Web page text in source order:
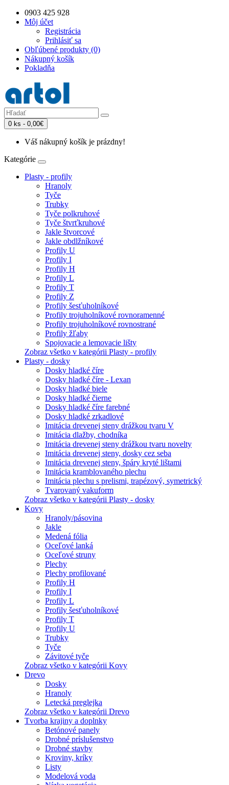
0903 425 928
Môj účet
Registrácia
Prihlásiť sa
Obľúbené produkty (0)
Nákupný košík
Pokladňa
0 ks - 0,00€
Váš nákupný košík je prázdny!
Kategórie
Plasty - profily
Hranoly
Tyče
Trubky
Tyče polkruhové
Tyče štvrťkruhové
Jakle štvorcové
Jakle obdlžníkové
Profily U
Profily I
Profily H
Profily L
Profily T
Profily Z
Profily šesťuholníkové
Profily trojuholníkové rovnoramenné
Profily trojuholníkové rovnostrané
Profily žľaby
Spojovacie a lemovacie lišty
Zobraz všetko v kategórii Plasty - profily
Plasty - dosky
Dosky hladké číre
Dosky hladké číre - Lexan
Dosky hladké biele
Dosky hladké čierne
Dosky hladké číre farebné
Dosky hladké zrkadlové
Imitácia drevenej steny drážkou tvaru V
Imitácia dlažby, chodníka
Imitácia drevenej steny drážkou tvaru novelty
Imitácia drevenej steny, dosky cez seba
Imitácia drevenej steny, špáry kryté lištami
Imitácia kramblovaného plechu
Imitácia plechu s prelismi, trapézový, symetrický
Tvarovaný vakuform
Zobraz všetko v kategórii Plasty - dosky
Kovy
Hranoly/pásovina
Jakle
Medená fólia
Oceľové lanká
Oceľové struny
Plechy
Plechy profilované
Profily H
Profily I
Profily L
Profily šesťuholníkové
Profily T
Profily U
Trubky
Tyče
Závitové tyče
Zobraz všetko v kategórii Kovy
Drevo
Dosky
Hranoly
Letecká preglejka
Zobraz všetko v kategórii Drevo
Tvorba krajiny a doplnky
Betónové panely
Drobné príslušenstvo
Drobné stavby
Kroviny, kríky
Listy
Modelová voda